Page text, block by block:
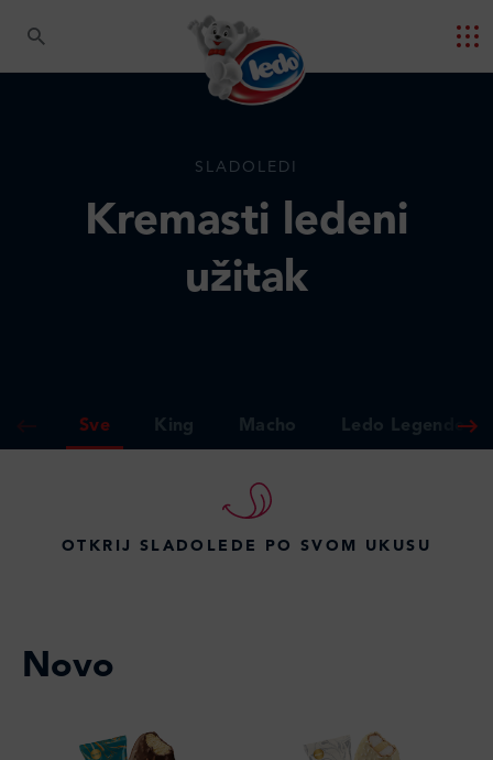
SLADOLEDI
Kremasti ledeni
užitak
Sve King Macho Ledo Legende
OTKRIJ SLADOLEDE PO SVOM UKUSU
Novo